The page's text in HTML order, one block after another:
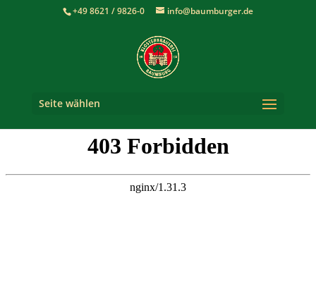
+49 8621 / 9826-0 info@baumburger.de
Seite wählen